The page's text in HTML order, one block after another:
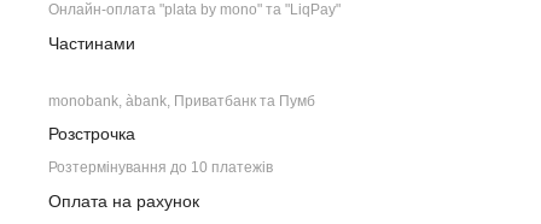
Онлайн-оплата "plata by mono" та "LiqPay"
Частинами
monobank, àbank, Приватбанк та Пумб
Розстрочка
Розтермінування до 10 платежів
Оплата на рахунок